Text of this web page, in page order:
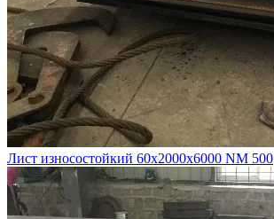
Лист износостойкий 60х2000х6000 NM 500